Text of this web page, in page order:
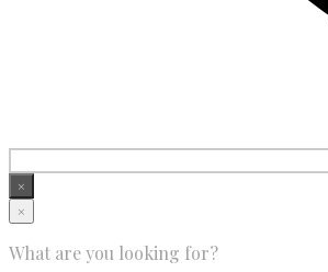
×
×
What are you looking for?